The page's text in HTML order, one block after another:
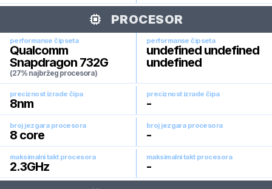
PROCESOR
performanse čipseta
Qualcomm
Snapdragon 732G
(27% najbržeg procesora)
performanse čipseta
undefined undefined
undefined
preciznost izrade čipa
8nm
preciznost izrade čipa
-
broj jezgara procesora
8 core
broj jezgara procesora
-
maksimalni takt procesora
2.3GHz
maksimalni takt procesora
-